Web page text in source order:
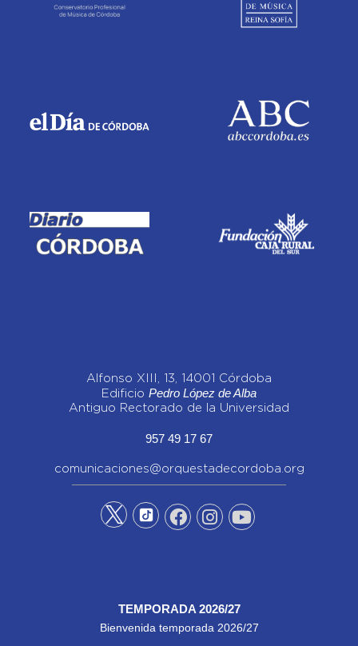
Alfonso XIII, 13, 14001 Córdoba
Edificio Pedro López de Alba
Antiguo Rectorado de la Universidad
957 49 17 67
comunicaciones@orquestadecordoba.org
TEMPORADA 2026/27
Bienvenida temporada 2026/27